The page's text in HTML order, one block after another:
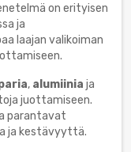
on erityisen
ja
laajan valikoiman
, alumiinia ja
juottamiseen.
parantavat
ja kestävyyttä.